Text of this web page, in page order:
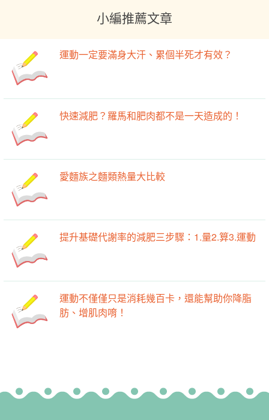
小編推薦文章
運動一定要滿身大汗、累個半死才有效？
快速減肥？羅馬和肥肉都不是一天造成的！
愛麵族之麵類熱量大比較
提升基礎代謝率的減肥三步驟：1.量2.算3.運動
運動不僅僅只是消耗幾百卡，還能幫助你降脂
肪、增肌肉唷！